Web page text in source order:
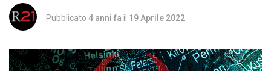
Pubblicato 4 anni fa il 19 Aprile 2022